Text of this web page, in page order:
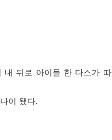
내 뒤로 아이들 한 다스가 따
이 됐다.